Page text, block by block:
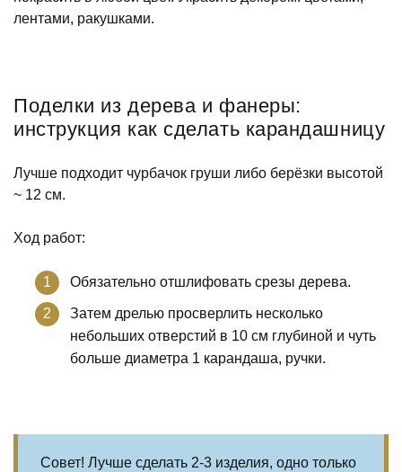
лентами, ракушками.
Поделки из дерева и фанеры:
инструкция как сделать карандашницу
Лучше подходит чурбачок груши либо берёзки высотой
~ 12 см.
Ход работ:
Обязательно отшлифовать срезы дерева.
Затем дрелью просверлить несколько
небольших отверстий в 10 см глубиной и чуть
больше диаметра 1 карандаша, ручки.
Совет! Лучше сделать 2-3 изделия, одно только